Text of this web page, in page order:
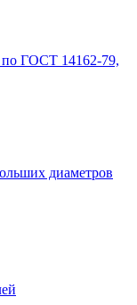
по ГОСТ 14162-79,
диаметров